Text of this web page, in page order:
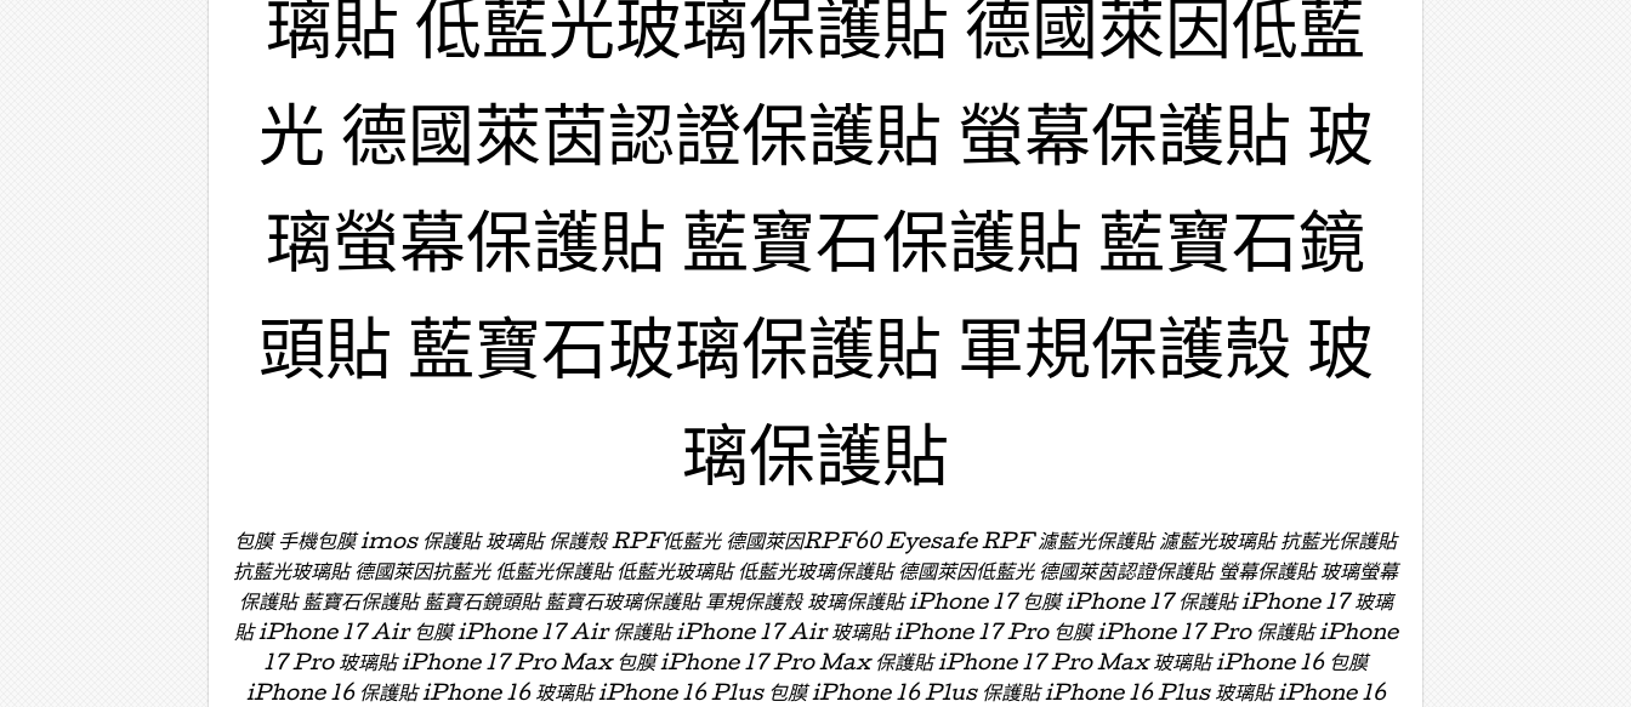
璃貼 低藍光玻璃保護貼 德國萊因低藍
光 德國萊茵認證保護貼 螢幕保護貼 玻
璃螢幕保護貼 藍寶石保護貼 藍寶石鏡
頭貼 藍寶石玻璃保護貼 軍規保護殼 玻
璃保護貼
包膜 手機包膜 imos 保護貼 玻璃貼 保護殼 RPF低藍光 德國萊因RPF60 Eyesafe RPF 濾藍光保護貼 濾藍光玻璃貼 抗藍光保護貼
抗藍光玻璃貼 德國萊因抗藍光 低藍光保護貼 低藍光玻璃貼 低藍光玻璃保護貼 德國萊因低藍光 德國萊茵認證保護貼 螢幕保護貼 玻璃螢幕
保護貼 藍寶石保護貼 藍寶石鏡頭貼 藍寶石玻璃保護貼 軍規保護殼 玻璃保護貼 iPhone 17 包膜 iPhone 17 保護貼 iPhone 17 玻璃
貼 iPhone 17 Air 包膜 iPhone 17 Air 保護貼 iPhone 17 Air 玻璃貼 iPhone 17 Pro 包膜 iPhone 17 Pro 保護貼 iPhone
17 Pro 玻璃貼 iPhone 17 Pro Max 包膜 iPhone 17 Pro Max 保護貼 iPhone 17 Pro Max 玻璃貼 iPhone 16 包膜
iPhone 16 保護貼 iPhone 16 玻璃貼 iPhone 16 Plus 包膜 iPhone 16 Plus 保護貼 iPhone 16 Plus 玻璃貼 iPhone 16